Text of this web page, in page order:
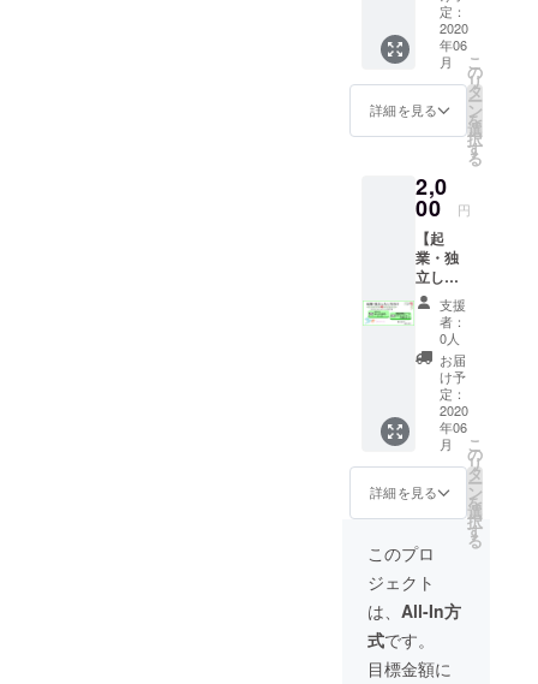
事を経験し
人生の底を
這いつく
ばっている
時期もござ
いました。
そんな中で
人の温かさ
や人情を知
り、その恩
返しをして
いきたいと
考えるよう
になりまし
そこで【社
会貢献】や
【若者や子
供達の育
成、支援】
【経済的困
窮者】の為
に時間と思
考を使いた
いと考え、
の企画
は成功
させた
いと考
えてお
ります
失敗す
る可能
性もご
ざいま
す。そ
の点も
ご留意
くださ
いま
せ。 ま
た、お
届け予
定日が
2020年
6月と
なって
おりま
も、お
かかる
恐れが
あるた
め、遅
れる可
ディン
グ終了
後〕 ・
真心を
込めた
お礼
メール
をお届
しま
す。 ・
進行状
況メー
ル (不必
要の場
合は、
お伝え
くださ
い。) ・
加入条
件から
5,000円
の割引
（稼動
後に使
用可
共済の
企画は
成功さ
せたい
と考え
ており
ます
定：
2020
年06
月
詳細を見る
こ
の
リ
タ
ー
ン
を
選
択
す
る
2,0
00 円
【起
業・独
立した
い方向
け】
〔クラ
ウド
ファン
ディン
グ終了
後〕 ・
真心を
込めた
お礼
メール
をお届
けいた
しま
す。 ・
進行状
況メー
ル (不必
要の場
支援
者：
0人
お届
け予
定：
2020
年06
月
詳細を見る
こ
の
リ
タ
ー
ン
を
選
択
す
る
このプロ
ジェクト
は、 All-In方
式です。
目標金額に